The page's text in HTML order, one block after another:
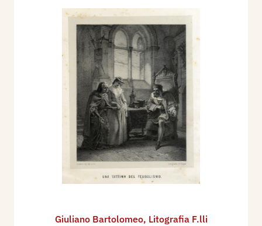
Giuliano Bartolomeo, Litografia F.lli